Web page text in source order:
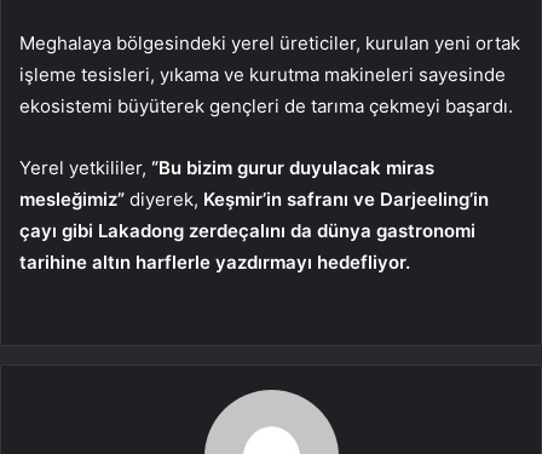
Meghalaya bölgesindeki yerel üreticiler, kurulan yeni ortak
işleme tesisleri, yıkama ve kurutma makineleri sayesinde
ekosistemi büyüterek gençleri de tarıma çekmeyi başardı.
Yerel yetkililer, “Bu bizim gurur duyulacak miras
mesleğimiz” diyerek, Keşmir’in safranı ve Darjeeling’in
çayı gibi Lakadong zerdeçalını da dünya gastronomi
tarihine altın harflerle yazdırmayı hedefliyor.